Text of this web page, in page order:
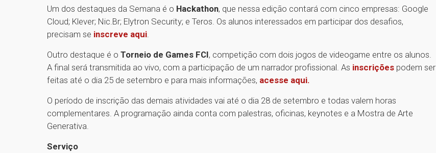
Um dos destaques da Semana é o Hackathon, que nessa edição contará com cinco empresas: Google
Cloud; Klever; Nic.Br; Elytron Security; e Teros. Os alunos interessados em participar dos desafios,
precisam se inscreve aqui
Outro destaque é o Torneio de Games FCI, competição com dois jogos de videogame entre os alunos.
A final será transmitida ao vivo, com a participação de um narrador profissional. As inscrições podem ser
feitas até o dia 25 de setembro e para mais informações, acesse aqui.
O período de inscrição das demais atividades vai até o dia 28 de setembro e todas valem horas
complementares. A programação ainda conta com palestras, oficinas, keynotes e a Mostra de Arte
Generativa.
Serviço